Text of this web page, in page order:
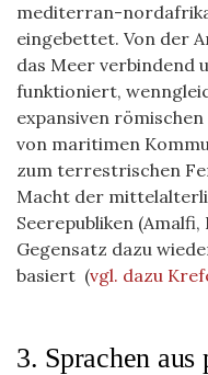
mediterran-
eingebettet. Von der
das Meer verbindend
funktioniert,
expansiven
von maritimen
zum terrestrischen
Macht der
Seerepubliken (Amalfi,
Gegensatz dazu
basiert (vgl. dazu
3. Sprachen